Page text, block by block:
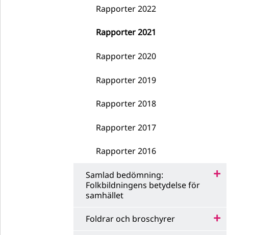
Rapporter 2022
Rapporter 2021
Rapporter 2020
Rapporter 2019
Rapporter 2018
Rapporter 2017
Rapporter 2016
Samlad bedömning:
Folkbildningens betydelse för
samhället
Foldrar och broschyrer